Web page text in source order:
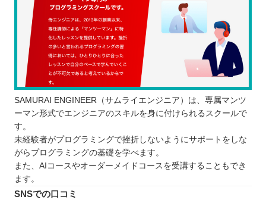
SAMURAI ENGINEER（サムライエンジニア）は、専属マンツ
ーマン形式でエンジニアのスキルを身に付けられるスクールで
す。
未経験者がプログラミングで挫折しないようにサポートをしな
がらプログラミングの基礎を学べます。
また、AIコースやオーダーメイドコースを受講することもでき
ます。
SNSでの口コミ